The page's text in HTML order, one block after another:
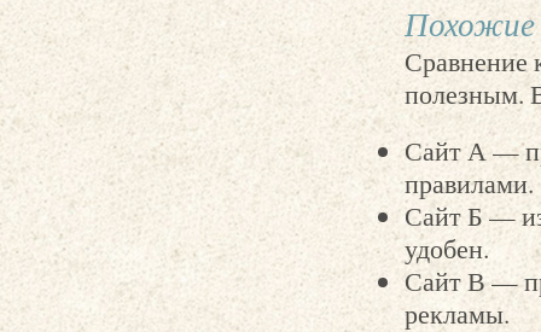
Похожие
Сравнение
полезным.
Сайт А —
правилами.
Сайт Б —
удобен.
Сайт В —
рекламы.